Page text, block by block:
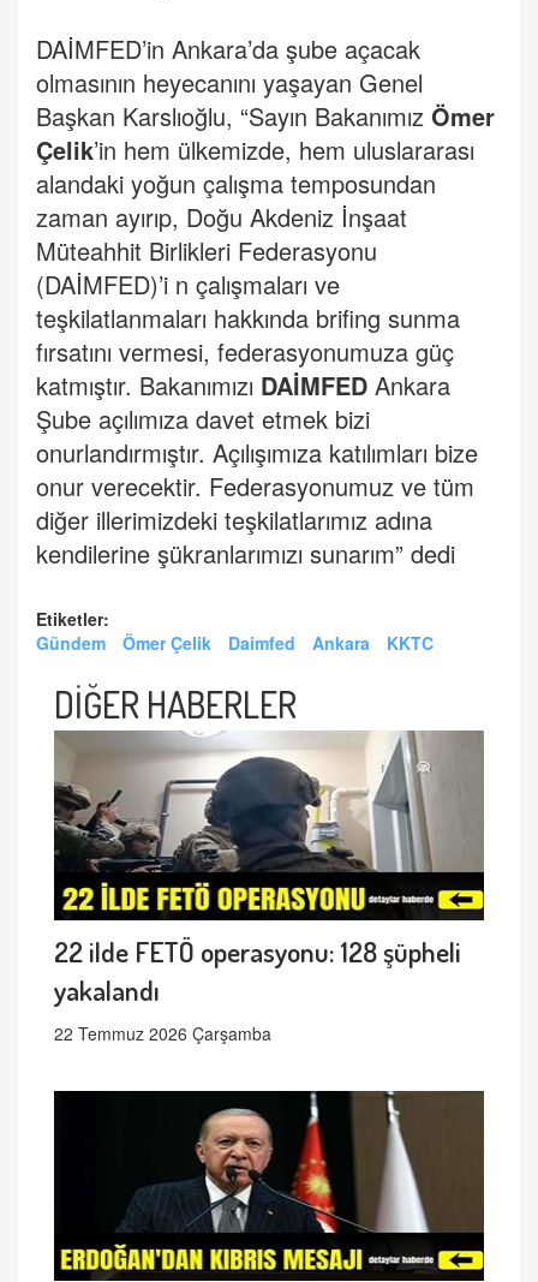
DAİMFED’in Ankara’da şube açacak
olmasının heyecanını yaşayan Genel
Başkan Karslıoğlu, “Sayın Bakanımız Ömer
Çelik’in hem ülkemizde, hem uluslararası
alandaki yoğun çalışma temposundan
zaman ayırıp, Doğu Akdeniz İnşaat
Müteahhit Birlikleri Federasyonu
(DAİMFED)’i n çalışmaları ve
teşkilatlanmaları hakkında brifing sunma
fırsatını vermesi, federasyonumuza güç
katmıştır. Bakanımızı DAİMFED Ankara
Şube açılımıza davet etmek bizi
onurlandırmıştır. Açılışımıza katılımları bize
onur verecektir. Federasyonumuz ve tüm
diğer illerimizdeki teşkilatlarımız adına
kendilerine şükranlarımızı sunarım” dedi
Etiketler:
Gündem
Ömer Çelik Daimfed Ankara KKTC
DİĞER HABERLER
22 ilde FETÖ operasyonu: 128 şüpheli
yakalandı
22 Temmuz 2026 Çarşamba